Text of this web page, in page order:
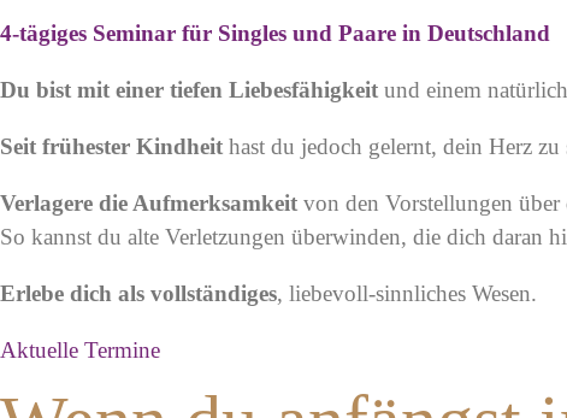
4-tägiges Seminar für Singles und Paare in Deutschland
Du bist mit einer tiefen Liebesfähigkeit und einem
Seit frühester Kindheit hast du jedoch gelernt, dein Herz
Verlagere die Aufmerksamkeit von den Vorstellungen
So kannst du alte Verletzungen überwinden, die dich daran
Erlebe dich als vollständiges, liebevoll-sinnliches Wesen.
Aktuelle Termine